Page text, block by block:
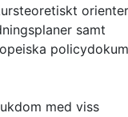
samt
med viss